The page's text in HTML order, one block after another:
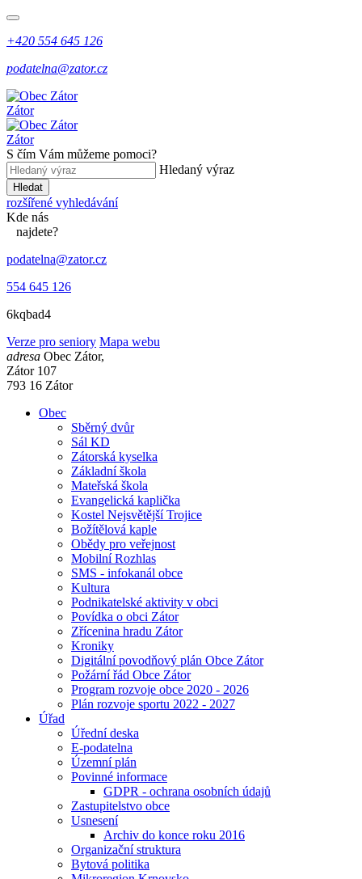
+420 554 645 126
podatelna@zator.cz
Zátor
Zátor
S čím Vám můžeme pomoci?
Hledaný výraz
Hledat
rozšířené vyhledávání
Kde nás
najdete?
podatelna@zator.cz
554 645 126
6kqbad4
Verze pro seniory Mapa webu
adresa Obec Zátor,
Zátor 107
793 16 Zátor
Obec
Sběrný dvůr
Sál KD
Zátorská kyselka
Základní škola
Mateřská škola
Evangelická kaplička
Kostel Nejsvětější Trojice
Božítělová kaple
Obědy pro veřejnost
Mobilní Rozhlas
SMS - infokanál obce
Kultura
Podnikatelské aktivity v obci
Povídka o obci Zátor
Zřícenina hradu Zátor
Kroniky
Digitální povodňový plán Obce Zátor
Požární řád Obce Zátor
Program rozvoje obce 2020 - 2026
Plán rozvoje sportu 2022 - 2027
Úřad
Úřední deska
E-podatelna
Územní plán
Povinné informace
GDPR - ochrana osobních údajů
Zastupitelstvo obce
Usnesení
Archiv do konce roku 2016
Organizační struktura
Bytová politika